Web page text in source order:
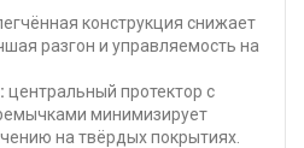
конструкция снижает
разгон и управляемость на
центральный протектор с
минимизирует
на твёрдых покрытиях.